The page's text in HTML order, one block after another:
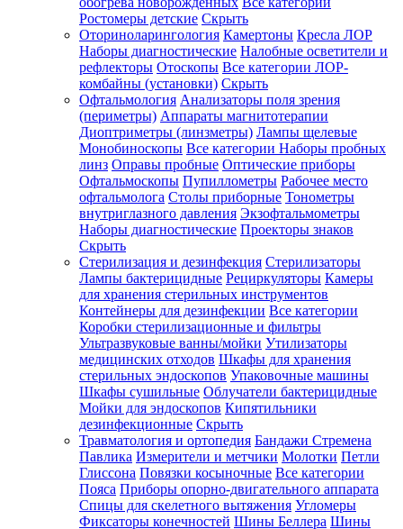
Ростомеры детские Скрыть
Оториноларингология Камертоны Кресла ЛОР
Наборы диагностические Налобные осветители и
рефлекторы Отоскопы Все категории ЛОР-
комбайны (установки) Скрыть
Офтальмология Анализаторы поля зрения
(периметры) Аппараты магнитотерапии
Диоптриметры (линзметры) Лампы щелевые
Монобиноскопы Все категории Наборы пробных
линз Оправы пробные Оптические приборы
Офтальмоскопы Пупиллометры Рабочее место
офтальмолога Столы приборные Тонометры
внутриглазного давления Экзофтальмометры
Наборы диагностические Проекторы знаков
Скрыть
Стерилизация и дезинфекция Стерилизаторы
Лампы бактерицидные Рециркуляторы Камеры
для хранения стерильных инструментов
Контейнеры для дезинфекции Все категории
Коробки стерилизационные и фильтры
Ультразвуковые ванны/мойки Утилизаторы
медицинских отходов Шкафы для хранения
стерильных эндоскопов Упаковочные машины
Шкафы сушильные Облучатели бактерицидные
Мойки для эндоскопов Кипятильники
дезинфекционные Скрыть
Травматология и ортопедия Бандажи Стремена
Павлика Измерители и метчики Молотки Петли
Глиссона Повязки косыночные Все категории
Пояса Приборы опорно-двигательного аппарата
Спицы для скелетного вытяжения Угломеры
Фиксаторы конечностей Шины Беллера Шины